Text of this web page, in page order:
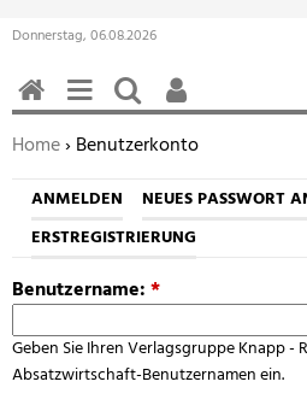
Donnerstag, 06.08.2026
Sie befinden sich hier:
Home› Benutzerkonto
ANMELDEN
NEUES PASSWORT
ERSTREGISTRIERUNG
Benutzername:*
Geben Sie Ihren Verlagsgruppe Knapp -
Absatzwirtschaft-Benutzernamen ein.
HOMEMENÜSUCHEN